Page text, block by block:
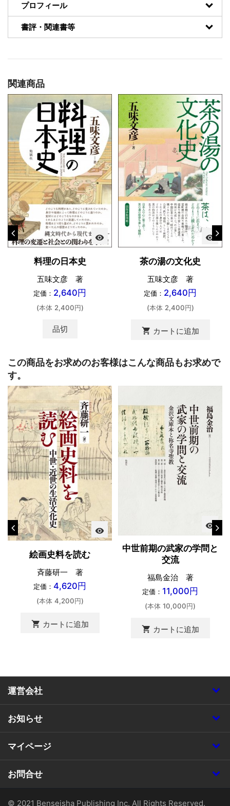
プロフィール
書評・関連書等
関連商品
visibility
料理の日本史
五味文彦 著
定価： 2,640円
(本体 2,400円)
品切
visibility
茶の湯の文化史
五味文彦 著
定価： 2,640円
(本体 2,400円)
shopping_cart カートに追加
この商品をお求めのお客様はこんな商品もお求めで
す。
visibility
絵画史料を読む
斉藤研一 著
定価： 4,620円
(本体 4,200円)
shopping_cart カートに追加
visibility
中世前期の武家の学問と
交流
福島金治 著
定価： 11,000円
(本体 10,000円)
shopping_cart カートに追加
運営会社
お知らせ
マイページ
お問合せ
© 2021 Benseisha Publishing Inc. All Rights Reserved.